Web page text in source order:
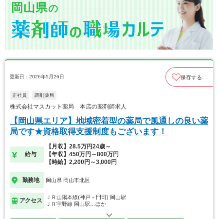
岡山県の
更新日：2026年5月26日 保存する
正社員 調剤薬局
株式会社マスカット薬局 本店の薬剤師求人
【岡山県エリア】地域密着型の薬局で風通しの良い薬
局です★資格取得支援制度もございます！
給与
【月収】28.5万円24歳～
【年収】450万円～800万円
【時給】2,200円～3,000円
勤務地 岡山県 岡山市北区
アクセス
ＪＲ山陽本線(神戸－門司) 岡山駅
ＪＲ宇野線 岡山駅…ほか